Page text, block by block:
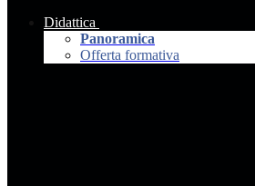
Didattica
Panoramica
Offerta formativa